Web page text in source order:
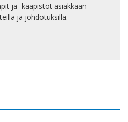
ja -kaapistot asiakkaan
ja johdotuksilla.